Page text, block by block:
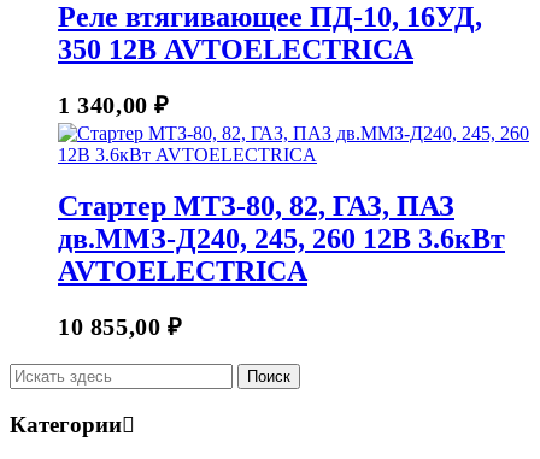
Реле втягивающее ПД-10, 16УД,
350 12В AVTOELECTRICA
1 340,00₽
Стартер МТЗ-80, 82, ГАЗ, ПАЗ
дв.ММЗ-Д240, 245, 260 12В 3.6кВт
AVTOELECTRICA
10 855,00 ₽
Категории